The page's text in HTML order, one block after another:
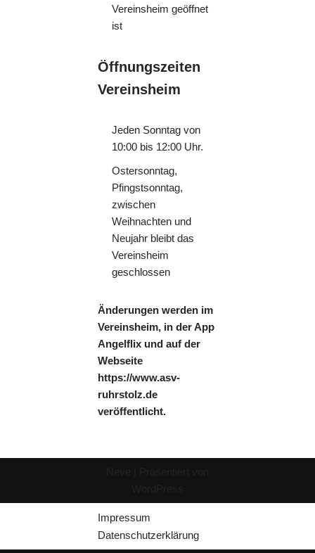
Vereinsheim geöffnet
ist
Öffnungszeiten
Vereinsheim
Jeden Sonntag von
10:00 bis 12:00 Uhr.
Ostersonntag,
Pfingstsonntag,
zwischen
Weihnachten und
Neujahr bleibt das
Vereinsheim
geschlossen
Änderungen werden im
Vereinsheim, in der App
Angelflix und auf der
Webseite
https://www.asv-
ruhrstolz.de
veröffentlicht.
Impressum
Datenschutzerklärung